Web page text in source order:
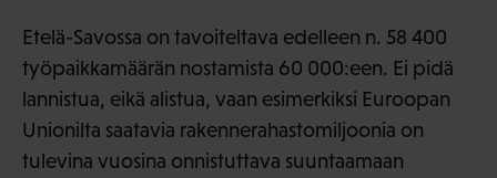
Etelä-Savossa on tavoiteltava edelleen n. 58 400
työpaikkamäärän nostamista 60 000:een. Ei pidä
lannistua, eikä alistua, vaan esimerkiksi Euroopan
Unionilta saatavia rakennerahastomiljoonia on
tulevina vuosina onnistuttava suuntaamaan